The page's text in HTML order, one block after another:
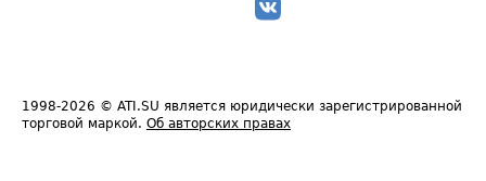
1998-2026 © ATI.SU является юридически зарегистрированной
торговой маркой. Об авторских правах